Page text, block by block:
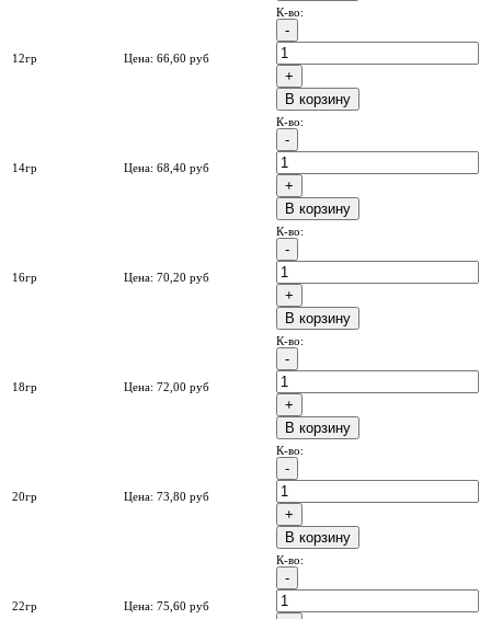
12гр Цена: 66,60 руб
К-во:
B корзину
14гр Цена: 68,40 руб
К-во:
B корзину
16гр Цена: 70,20 руб
К-во:
B корзину
18гр Цена: 72,00 руб
К-во:
B корзину
20гр Цена: 73,80 руб
К-во:
B корзину
22гр Цена: 75,60 руб
К-во: